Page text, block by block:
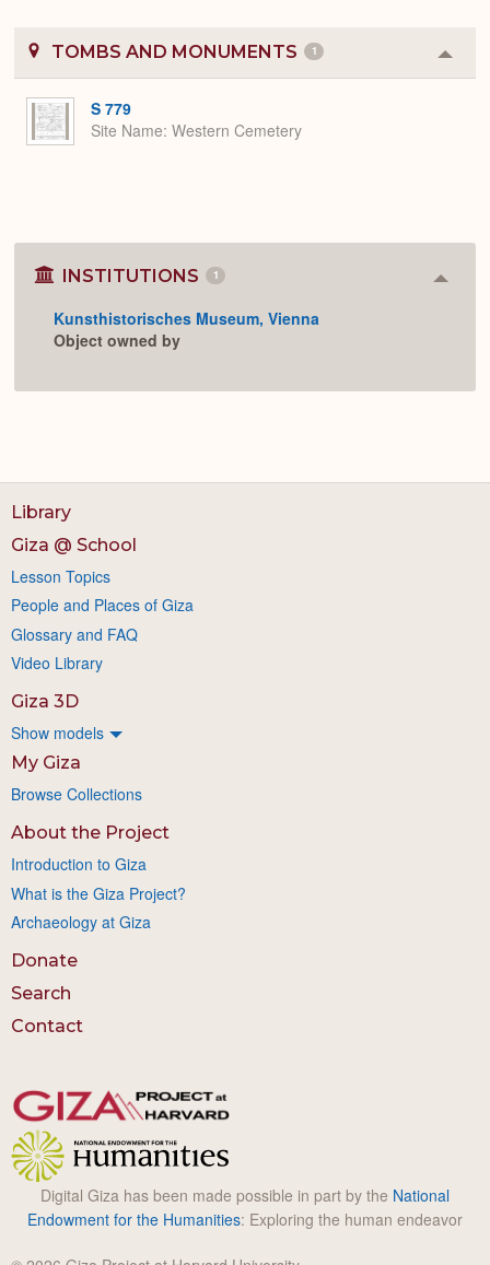
TOMBS AND MONUMENTS 1
or
S 779
Site Name Western Cemetery
INSTITUTIONS 1
Kunsthistorisches Museum, Vienna
Object owned by
Library
Giza @ School
Lesson Topics
People and Places of Giza
Glossary and FAQ
Video Library
Giza 3D
Show models
My Giza
Browse Collections
About the Project
Introduction to Giza
What is the Giza Project?
Archaeology at Giza
Donate
Search
Contact
Digital Giza has been made possible in part by the National
Endowment for the Humanities: Exploring the human endeavor